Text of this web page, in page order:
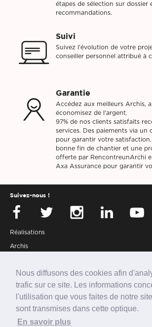
Nous diffusons des cookies afin
trafic sur ce site. Les informations
l'utilisation que vous faites de notre
sont transmises dans cette optique.
En savoir plus
étapes de sélection sur dossier
recommandations.
Suivi
Suivez l'évolution de votre
conseiller personnel attribué à
Garantie
Accédez aux meilleurs Archis,
économisez de l'argent.
97% de nos clients satisfaits
services. Des paiements via un
pour garantir votre
bonne fin de chantier et une
offerte par RencontreunArchi
Axa Assurance pour garantir
Réalisations
Archis
Partenaires
Connexion
Suivez-nous !